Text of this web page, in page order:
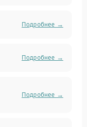
Подробнее →
Подробнее →
Подробнее →